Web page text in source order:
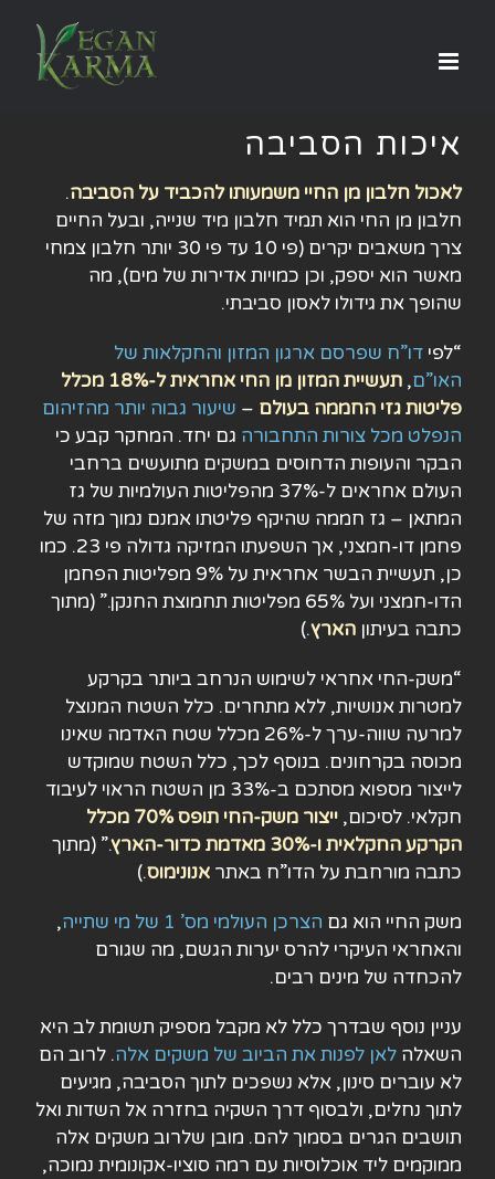
איכות הסביבה
לאכול חלבון מן החיי משמעותו להכביד על הסביבה.
חלבון מן החי הוא תמיד חלבון מיד שנייה, ובעל החיים
צרך משאבים יקרים (פי 10 עד פי 30 יותר חלבון צמחי
מאשר הוא יספק, וכן כמויות אדירות של מים), מה
שהופך את גידולו לאסון סביבתי.
“לפי דו”ח שפרסם ארגון המזון והחקלאות של
האו”ם,
תעשיית המזון מן החי אחראית ל-18% מכלל
פליטות גזי החממה בעולם – שיעור גבוה יותר מהזיהום
הנפלט מכל צורות התחבורה גם יחד. המחקר קבע כי
הבקר והעופות הדחוסים במשקים מתועשים ברחבי
העולם אחראים ל-37% מהפליטות העולמיות של גז
המתאן – גז חממה שהיקף פליטתו אמנם נמוך מזה של
פחמן דו-חמצני, אך השפעתו המזיקה גדולה פי 23. כמו
כן, תעשיית הבשר אחראית על 9% מפליטות הפחמן
הדו-חמצני ועל 65% מפליטות תחמוצת החנקן.” (מתוך
כתבה בעיתון הארץ.)
“משק-החי אחראי לשימוש הנרחב ביותר בקרקע
למטרות אנושיות, ללא מתחרים. כלל השטח המנוצל
למרעה שווה-ערך ל-26% מכלל שטח האדמה שאינו
מכוסה בקרחונים. בנוסף לכך, כלל השטח שמוקדש
לייצור מספוא מסתכם ב-33% מן השטח הראוי לעיבוד
חקלאי. לסיכום,
ייצור משק-החי תופס 70% מכלל
הקרקע החקלאית ו-30% מאדמת כדור-הארץ
.” (מתוך
כתבה מורחבת על הדו”ח באתר אנונימוס.)
משק החיי הוא גם הצרכן העולמי מס’ 1 של מי שתייה
,
והאחראי העיקרי להרס יערות הגשם, מה שגורם
להכחדה של מינים רבים.
עניין נוסף שבדרך כלל לא מקבל מספיק תשומת לב היא
השאלה לאן לפנות את הביוב של משקים אלה. לרוב הם
לא עוברים סינון, אלא נשפכים לתוך הסביבה, מגיעים
לתוך נחלים, ולבסוף דרך השקיה בחזרה אל השדות ואל
תושבים הגרים בסמוך להם. מובן שלרוב משקים אלה
ממוקמים ליד אוכלוסיות עם רמה סוציו-אקונומית נמוכה,